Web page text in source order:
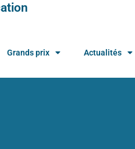
Grands prix Actualités